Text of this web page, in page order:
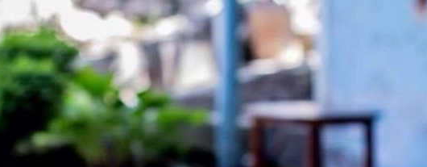
ღვინის სახლი
ფასი